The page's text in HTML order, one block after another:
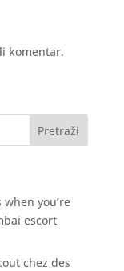
komentar.
you’re
escort
chez des